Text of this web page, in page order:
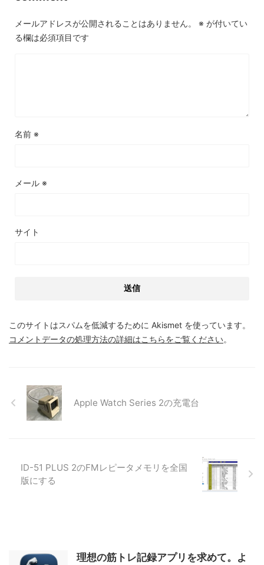
メールアドレスが公開されることはありません。 ※ が付いてい
る欄は必須項目です
名前 ※
メール ※
サイト
このサイトはスパムを低減するために Akismet を使っています。
コメントデータの処理方法の詳細はこちらをご覧ください。
Apple Watch Series 2の充電台
ID-51 PLUS 2のFMレピータメモリを全国
版にする
理想の筋トレ記録アプリを求めて。よ